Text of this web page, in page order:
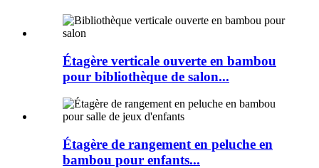
Étagère verticale ouverte en bambou
pour bibliothèque de salon...
Étagère de rangement en peluche en
bambou pour enfants...